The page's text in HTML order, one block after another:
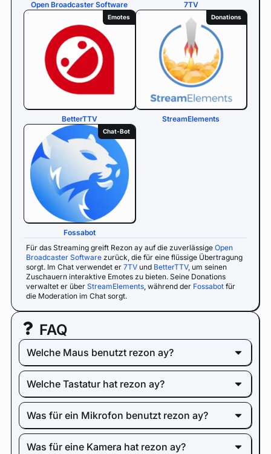
Für das Streaming greift Rezon ay auf die zuverlässige Open
Broadcaster Software zurück, die für eine flüssige Übertragung
sorgt. Im Chat verwendet er 7TV und BetterTTV, um seinen
Zuschauern interaktive Emotes zu bieten. Seine Donations
verwaltet er über StreamElements, während der Fossabot für
die Moderation im Chat sorgt.
Open Broadcaster Software 7TV
Emotes
BetterTTV
Donations
StreamElements
Chat-Bot
Fossabot
FAQ
Welche Maus benutzt rezon ay?
Welche Tastatur hat rezon ay?
Was für ein Mikrofon benutzt rezon ay?
Was für eine Kamera hat rezon ay?